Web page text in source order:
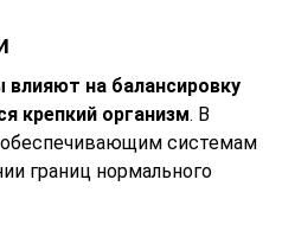
влияют на балансировку
крепкий организм. В
системам
границ нормального